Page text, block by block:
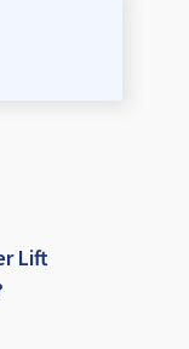
Lift